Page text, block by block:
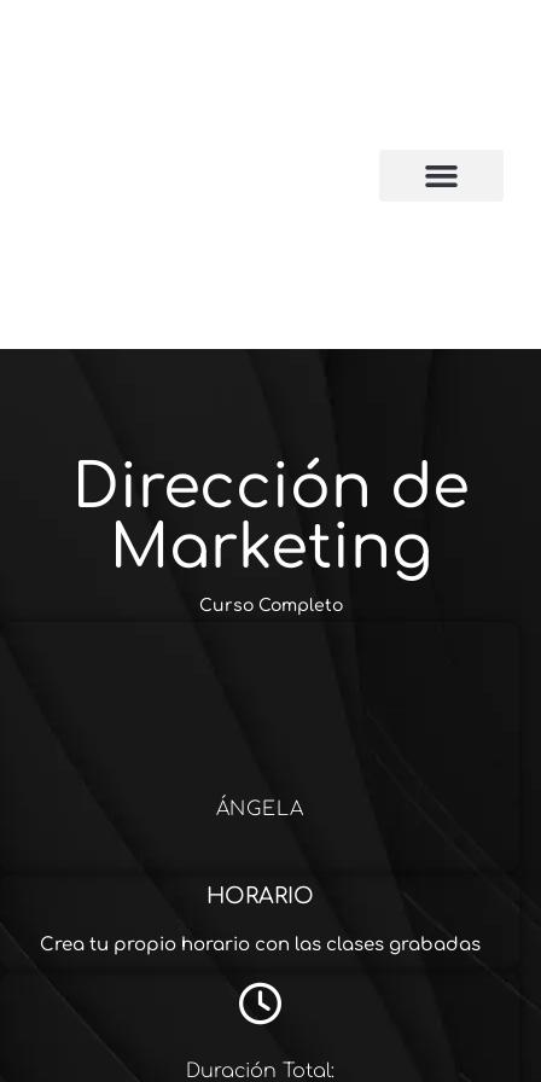
Dirección de
Marketing
Curso Completo
ÁNGELA
HORARIO
Crea tu propio horario con las clases grabadas
Duración Total: